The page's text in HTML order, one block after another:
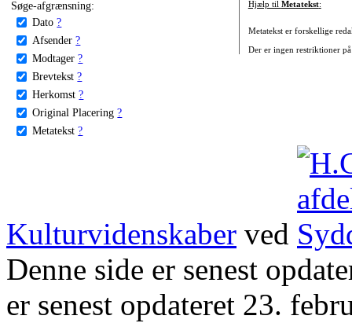
Søge-afgrænsning:
Dato ?
Afsender ?
Modtager ?
Brevtekst ?
Herkomst ?
Original Placering ?
Metatekst ?
Hjælp til Metatekst:
Metatekst er forskellige
Der er ingen restriktioner
Kulturvidenskaber ved
Denne side er senest
er senest opdateret 23.